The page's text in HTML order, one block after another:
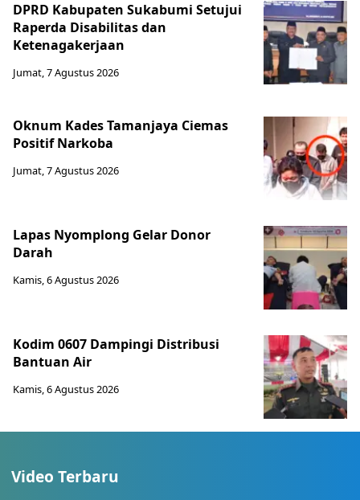
DPRD Kabupaten Sukabumi Setujui
Raperda Disabilitas dan
Ketenagakerjaan
Jumat, 7 Agustus 2026
Oknum Kades Tamanjaya Ciemas
Positif Narkoba
Jumat, 7 Agustus 2026
Lapas Nyomplong Gelar Donor
Darah
Kamis, 6 Agustus 2026
Kodim 0607 Dampingi Distribusi
Bantuan Air
Kamis, 6 Agustus 2026
Video Terbaru